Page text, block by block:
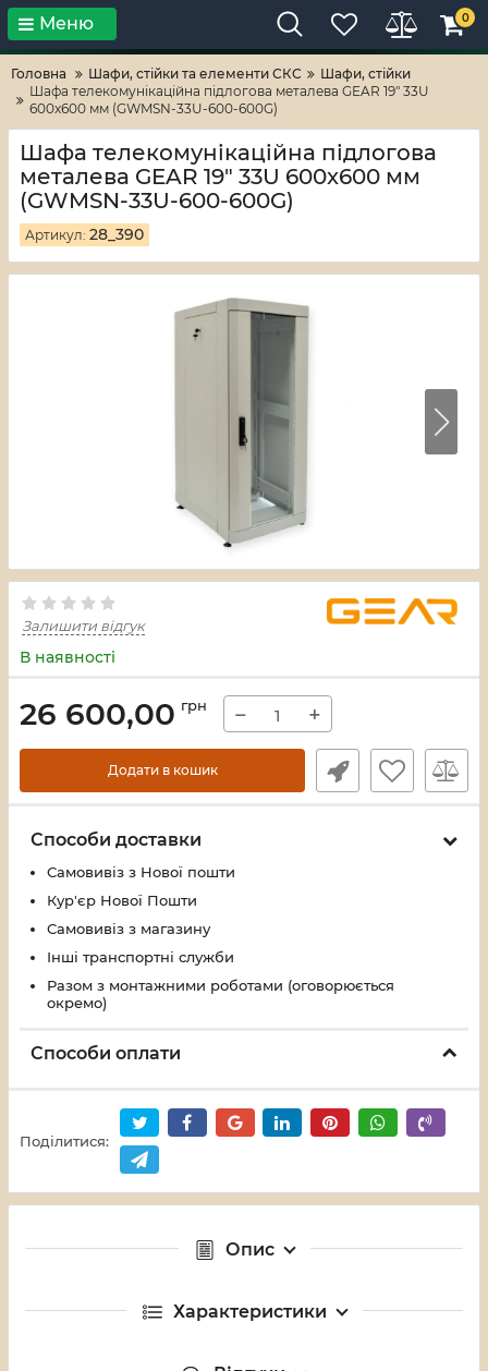
Тільки високі технології! RV-ZAFT
Меню 0
Головна Шафи, стійки та елементи СКС
Шафи, стійки
Шафа телекомунікаційна підлогова металева GEAR 19" 33U
600x600 мм (GWMSN-33U-600-600G)
Шафа телекомунікаційна підлогова
металева GEAR 19" 33U 600x600 мм
(GWMSN-33U-600-600G)
Артикул: 28_390
Залишити відгук
В наявності
26 600,00 грн − +
Додати в кошик
Способи доставки
Самовивіз з Нової пошти
Кур'єр Нової Пошти
Самовивіз з магазину
Інші транспортні служби
Разом з монтажними роботами (оговорюється
окремо)
Способи оплати
Поділитися:
Опис
Характеристики